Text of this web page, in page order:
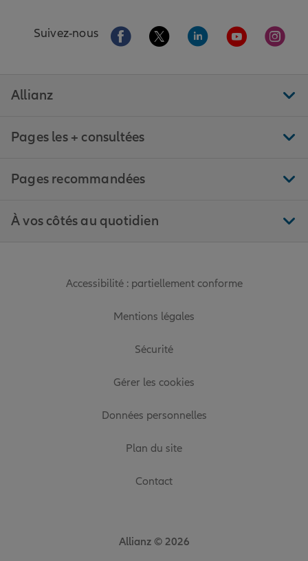
Suivez-nous Aller sur la page Facebook de Allianz
Aller sur la page Twitter de
Aller sur la page
Aller sur la
Aller
Allianz
Pages les + consultées
Pages recommandées
À vos côtés au quotidien
Accessibilité : partiellement conforme
Mentions légales
Sécurité
Gérer les cookies
Données personnelles
Plan du site
Contact
Allianz © 2026